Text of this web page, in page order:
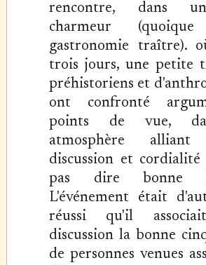
rencontre, dans
charmeur
gastronomie traître).
trois jours, une petite
préhistoriens et
ont confronté
points de vue,
atmosphère alliant
discussion et
pas dire bonne
L'événement était
réussi qu'il
discussion la bonne
de personnes venues